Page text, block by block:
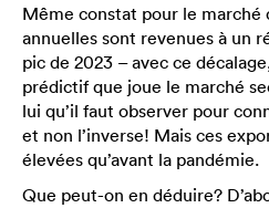
Même constat pour le marché
annuelles sont revenues à un
pic de 2023 – avec ce
prédictif que joue le marché
lui qu’il faut observer pour
et non l’inverse! Mais ces
élevées qu’avant la pandémie.
Que peut-on en déduire?